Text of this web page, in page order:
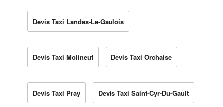
Devis Taxi Landes-Le-Gaulois
Devis Taxi Molineuf Devis Taxi Orchaise
Devis Taxi Pray Devis Taxi Saint-Cyr-Du-Gault